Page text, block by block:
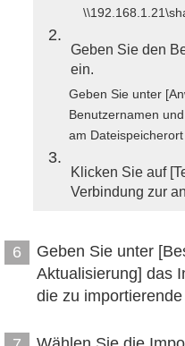
2
Geben Sie den
ein.
Geben Sie unter
Benutzernamen
am Dateispeicherort
3
Klicken Sie auf
Verbindung zur
6
Geben Sie unter
Aktualisierung] das
die zu